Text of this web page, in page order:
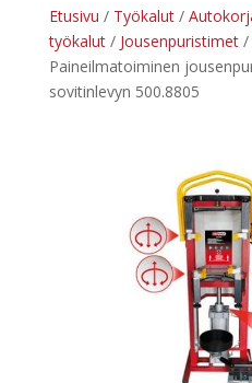
Etusivu / Työkalut/
työkalut/ Jousenpuristimet/
Paineilmatoiminen
sovitinlevyn 500.8805